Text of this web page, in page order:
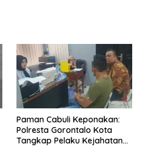
Paman Cabuli Keponakan:
Polresta Gorontalo Kota
Tangkap Pelaku Kejahatan